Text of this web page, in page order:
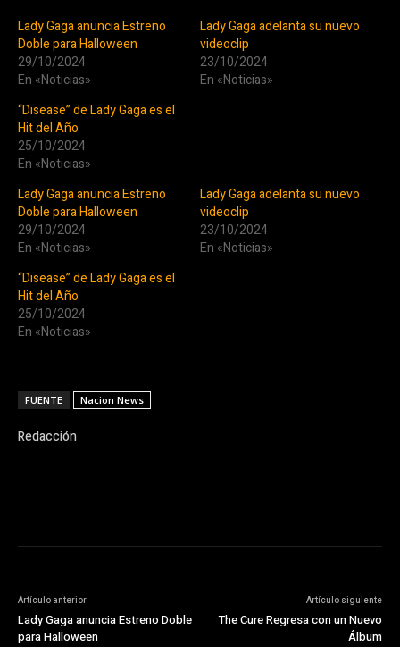
Lady Gaga anuncia Estreno
Doble para Halloween
29/10/2024
En «Noticias»
Lady Gaga adelanta su nuevo
videoclip
23/10/2024
En «Noticias»
“Disease” de Lady Gaga es el
Hit del Año
25/10/2024
En «Noticias»
Lady Gaga anuncia Estreno
Doble para Halloween
29/10/2024
En «Noticias»
Lady Gaga adelanta su nuevo
videoclip
23/10/2024
En «Noticias»
“Disease” de Lady Gaga es el
Hit del Año
25/10/2024
En «Noticias»
FUENTE Nacion News
Redacción
Artículo anterior
Lady Gaga anuncia Estreno Doble
para Halloween
Artículo siguiente
The Cure Regresa con un Nuevo
Álbum